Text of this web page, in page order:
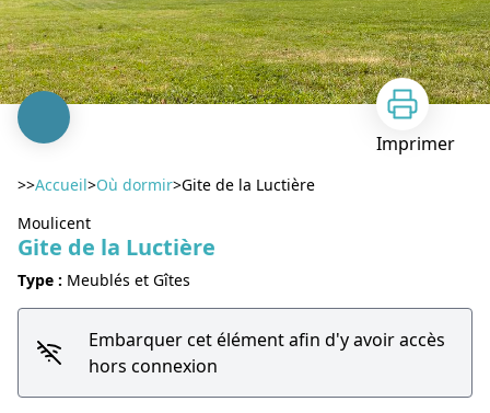
Imprimer
>>Accueil>Où dormir>Gite de la Luctière
Moulicent
Gite de la Luctière
Type : Meublés et Gîtes
Embarquer cet élément afin d'y avoir accès
hors connexion